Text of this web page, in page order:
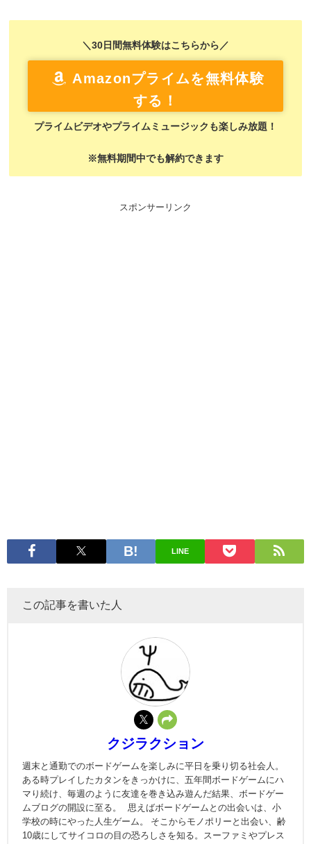
＼30日間無料体験はこちらから／
Amazonプライムを無料体験
する！
プライムビデオやプライムミュージックも楽しみ放題！
※無料期間中でも解約できます
スポンサーリンク
LINE
この記事を書いた人
クジラクション
週末と通勤でのボードゲームを楽しみに平日を乗り切る社会人。
ある時プレイしたカタンをきっかけに、五年間ボードゲームにハ
マり続け、毎週のように友達を巻き込み遊んだ結果、ボードゲー
ムブログの開設に至る。 思えばボードゲームとの出会いは、小
学校の時にやった人生ゲーム。 そこからモノポリーと出会い、齢
10歳にしてサイコロの目の恐ろしさを知る。スーファミやプレス